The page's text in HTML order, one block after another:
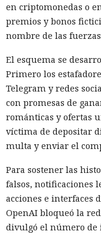
en criptomonedas o
premios y bonos
nombre de las
El esquema se
Primero los
Telegram y redes
con promesas de
románticas y ofertas
víctima de depositar
multa y enviar el
Para sostener las
falsos, notificaciones
acciones e interfaces
OpenAI bloqueó la
divulgó el número